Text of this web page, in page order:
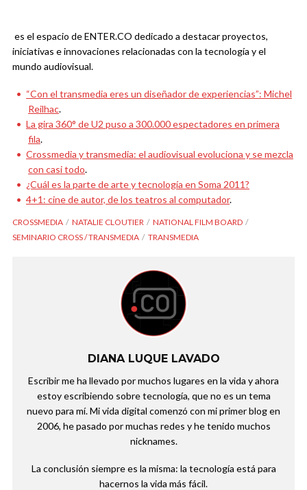
es el espacio de ENTER.CO dedicado a destacar proyectos,
iniciativas e innovaciones relacionadas con la tecnología y el
mundo audiovisual.
“Con el transmedia eres un diseñador de experiencias”: Michel
Reilhac.
La gira 360° de U2 puso a 300.000 espectadores en primera
fila.
Crossmedia y transmedia: el audiovisual evoluciona y se mezcla
con casi todo.
¿Cuál es la parte de arte y tecnología en Soma 2011?
4+1: cine de autor, de los teatros al computador.
CROSSMEDIA NATALIE CLOUTIER
NATIONAL FILM BOARD
SEMINARIO CROSS / TRANSMEDIA
TRANSMEDIA
DIANA LUQUE LAVADO
Escribir me ha llevado por muchos lugares en la vida y ahora
estoy escribiendo sobre tecnología, que no es un tema
nuevo para mí. Mi vida digital comenzó con mi primer blog en
2006, he pasado por muchas redes y he tenido muchos
nicknames.
La conclusión siempre es la misma: la tecnología está para
hacernos la vida más fácil.